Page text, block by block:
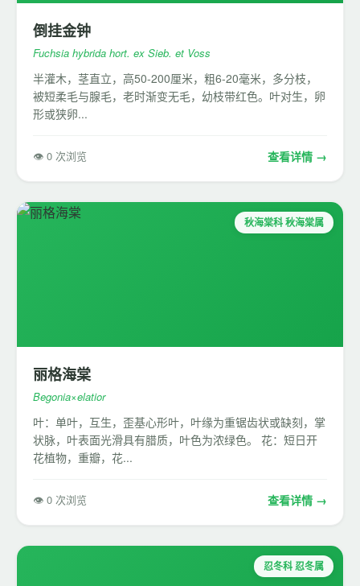
倒挂金钟
Fuchsia hybrida hort. ex Sieb. et Voss
半灌木，茎直立，高50-200厘米，粗6-20毫米，多分枝，
被短柔毛与腺毛，老时渐变无毛，幼枝带红色。叶对生，卵
形或狭卵...
👁 0 次浏览 查看详情 →
秋海棠科 秋海棠属
丽格海棠
Begonia×elatior
叶：单叶，互生，歪基心形叶，叶缘为重锯齿状或缺刻，掌
状脉，叶表面光滑具有腊质，叶色为浓绿色。 花：短日开
花植物，重瓣，花...
👁 0 次浏览 查看详情 →
忍冬科 忍冬属